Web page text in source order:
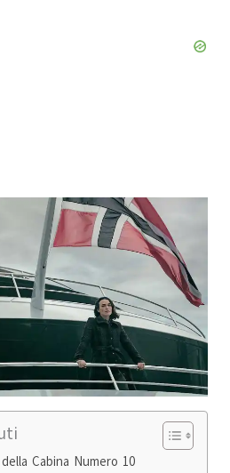
Cabina Numero 10